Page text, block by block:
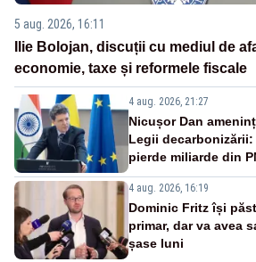
5 aug. 2026, 16:11
Ilie Bolojan, discuții cu mediul de
economie, taxe și reformele fiscale
4 aug. 2026, 21:27
Nicușor Dan
Legii
pierde miliarde din
4 aug. 2026, 16:19
Dominic Fritz își
primar, dar va avea
șase luni